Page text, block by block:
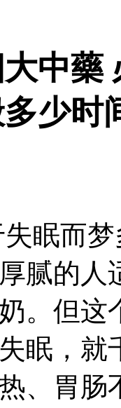
中藥
少时
失眠而
腻的
。但
眠，就
、胃肠